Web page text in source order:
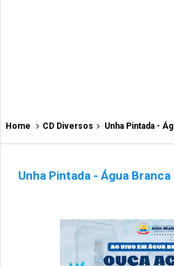
Home CD Diversos Unha Pintada -
Unha Pintada - Água